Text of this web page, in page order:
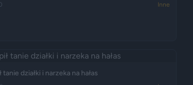
Inne
tanie działki i narzeka na hałas